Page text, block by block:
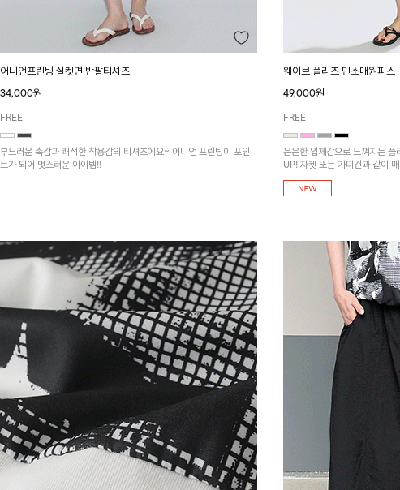
어니언프린팅 실켓면 반팔티셔츠
34,000원
FREE
부드러운 촉감과 쾌적한 착용감의 티셔츠에요~ 어니언 프린팅이 포인
트가 되어 멋스러운 아이템!!
웨이브 플리츠 민소매원피스
49,000원
FREE
은은한 입체감으로 느껴지는 플
UP! 자켓 또는 가디건과 같이